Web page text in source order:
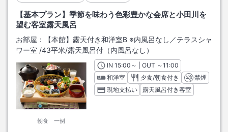
【基本プラン】季節を味わう色彩豊かな会席と小田川を
望む客室露天風呂
お部屋：
【本館】露天付き和洋室B ※内風呂なし／テラスシャ
ワー室 /43平米/露天風呂付（内風呂なし）
朝食 一例
INチェックイン
15:00 ～ | OUT チェックアウト
～11:00
和洋室
夕食/朝食付き
禁煙
現地支払い
露天風呂付き客室